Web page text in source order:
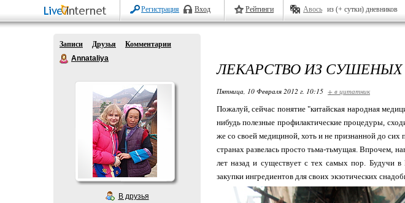
Регистрация Вход Рейтинги Авось из (+ сутки) дневников
Записи Друзья
Комментарии
Annataliya
В друзья
ЛЕКАРСТВО ИЗ
Пятница, 10 Февраля 2012 г. 10:15 + в цитатник
Пожалуй, сейчас понятие "китайская народная
нибудь полезные профилактические процедуры,
же со своей медициной, хоть и не признанной до
странах развелась просто тьма-тьмущая. Впрочем,
лет назад и существует с тех самых пор. Будучи
закупки ингредиентов для своих экзотических